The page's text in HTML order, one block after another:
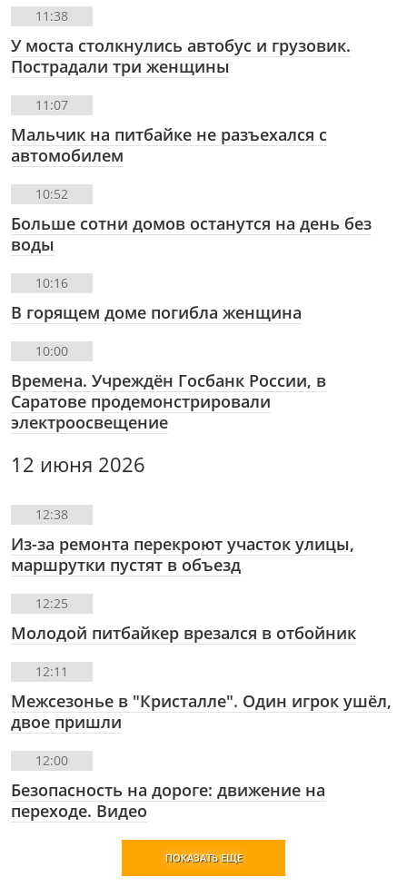
11:38
У моста столкнулись автобус и грузовик.
Пострадали три женщины
11:07
Мальчик на питбайке не разъехался с
автомобилем
10:52
Больше сотни домов останутся на день без
воды
10:16
В горящем доме погибла женщина
10:00
Времена. Учреждëн Госбанк России, в
Саратове продемонстрировали
электроосвещение
12 июня 2026
12:38
Из-за ремонта перекроют участок улицы,
маршрутки пустят в объезд
12:25
Молодой питбайкер врезался в отбойник
12:11
Межсезонье в "Кристалле". Один игрок ушёл,
двое пришли
12:00
Безопасность на дороге: движение на
переходе. Видео
ПОКАЗАТЬ ЕЩЕ